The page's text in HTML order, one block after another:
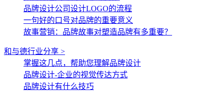
品牌设计公司设计LOGO的流程
一句好的口号对品牌的重要意义
故事营销：品牌故事对塑造品牌有多重要？
和与德行业分享 >
掌握这几点，帮助您理解品牌设计
品牌设计-企业的视觉传达方式
品牌设计有什么技巧